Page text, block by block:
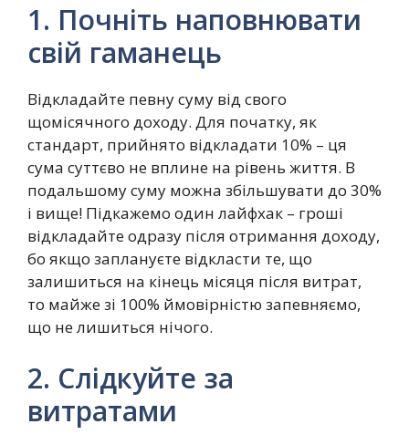
1. Почніть наповнювати
свій гаманець
Відкладайте певну суму від свого
щомісячного доходу. Для початку, як
стандарт, прийнято відкладати 10% – ця
сума суттєво не вплине на рівень життя. В
подальшому суму можна збільшувати до 30%
і вище! Підкажемо один лайфхак – гроші
відкладайте одразу після отримання доходу,
бо якщо заплануєте відкласти те, що
залишиться на кінець місяця після витрат,
то майже зі 100% ймовірністю запевняємо,
що не лишиться нічого.
2. Слідкуйте за
витратами